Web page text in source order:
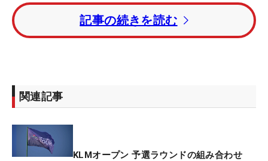
ンピージョ（スペイン）、マルセル・シュナイダー
（ドイツ）との組み合わせが決まった。初日は日本
時間午後8時10分に1番から競技を開始する。
ーク）、シモン・フォルシュストローム（スウェー
デン）とともに、同午後3時30分に4日間の戦いを開
賞金総額275万ドル（約3億9325万円）がかけられ
記事の続きを読む
関連記事
KLMオープン 予選ラウンドの組み合わせ